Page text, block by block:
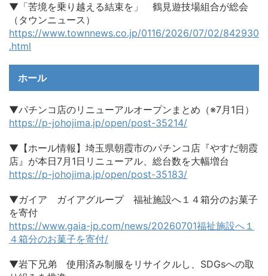
▼「苦境を乗り越える結束を」 鶴見遊技場組合が総会
（タウンニュース）
https://www.townnews.co.jp/0116/2026/07/02/842930
.html
ホール
▼パチンコ店のリニューアルオープンまとめ（※7月1日）
https://p-johojima.jp/open/post-35214/
▼【ホール情報】埼玉県朝霞市のパチンコ店『やすだ朝霞
店』が本日7月1日リニューアル、総台数を大幅増台
https://p-johojima.jp/open/post-35183/
▼ガイア ガイアグループ 福祉施設へ１４箱分のお菓子
を寄付
https://www.gaia-jp.com/news/20260701福祉施設へ１
４箱分のお菓子を寄付/
▼岩下兄弟 使用済み制服をリサイクルし、SDGsへの取